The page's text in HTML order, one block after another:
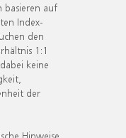
basieren auf
Index-
den
1:1
keine
der